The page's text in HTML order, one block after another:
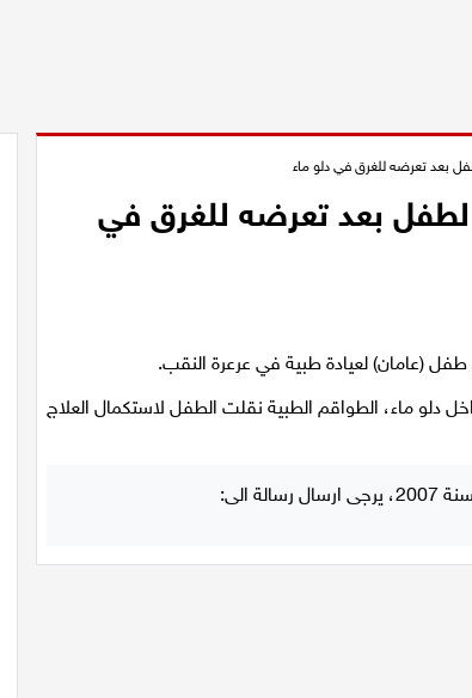
بعد تعرضه للغرق في دلو ماء
لطفل بعد تعرضه للغرق في
(عامان) لعيادة طبية في عرعرة النقب.
دلو ماء، الطواقم الطبية نقلت الطفل لاستكمال العلاج